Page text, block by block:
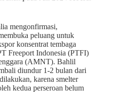
mengonfirmasi,
peluang untuk
konsentrat tembaga
Freeport Indonesia (PTFI)
(AMNT). Bahlil
diundur 1-2 bulan dari
karena smelter
kedua perseroan belum